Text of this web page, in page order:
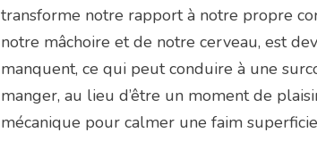
transforme notre rapport à notre propre
notre mâchoire et de notre cerveau, est
manquent, ce qui peut conduire à une
manger, au lieu d’être un moment de
mécanique pour calmer une faim